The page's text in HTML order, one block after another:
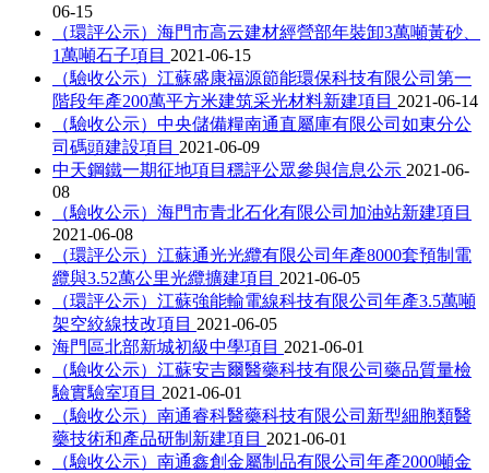
06-15
（環評公示）海門市高云建材經營部年裝卸3萬噸黃砂、
1萬噸石子項目 2021-06-15
（驗收公示）江蘇盛康福源節能環保科技有限公司第一
階段年產200萬平方米建筑采光材料新建項目 2021-06-14
（驗收公示）中央儲備糧南通直屬庫有限公司如東分公
司碼頭建設項目 2021-06-09
中天鋼鐵一期征地項目穩評公眾參與信息公示 2021-06-
08
（驗收公示）海門市青北石化有限公司加油站新建項目
2021-06-08
（環評公示）江蘇通光光纜有限公司年產8000套預制電
纜與3.52萬公里光纜擴建項目 2021-06-05
（環評公示）江蘇強能輸電線科技有限公司年產3.5萬噸
架空絞線技改項目 2021-06-05
海門區北部新城初級中學項目 2021-06-01
（驗收公示）江蘇安吉爾醫藥科技有限公司藥品質量檢
驗實驗室項目 2021-06-01
（驗收公示）南通睿科醫藥科技有限公司新型細胞類醫
藥技術和產品研制新建項目 2021-06-01
（驗收公示）南通鑫創金屬制品有限公司年產2000噸金